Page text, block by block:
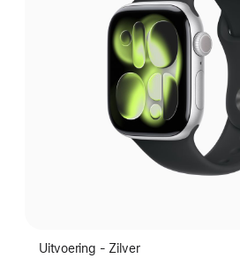
Uitvoering - Zilver